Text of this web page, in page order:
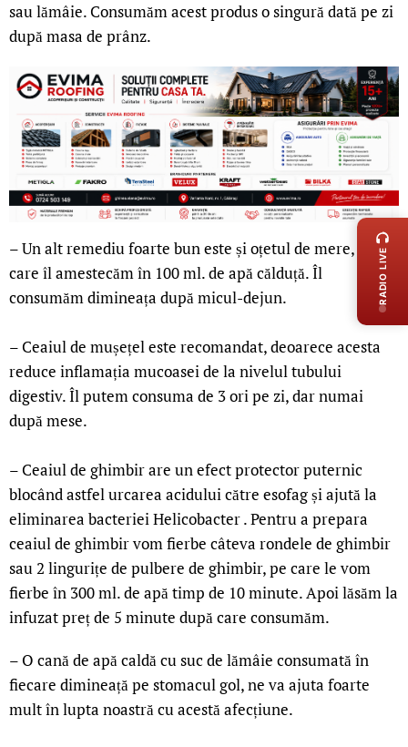
sau lămâie. Consumăm acest produs o singură dată pe zi
după masa de prânz.
– Un alt remediu foarte bun este și oțetul de mere, pe
care îl amestecăm în 100 ml. de apă călduță. Îl
consumăm dimineața după micul-dejun.
– Ceaiul de mușețel este recomandat, deoarece acesta
reduce inflamația mucoasei de la nivelul tubului
digestiv. Îl putem consuma de 3 ori pe zi, dar numai
după mese.
– Ceaiul de ghimbir are un efect protector puternic
blocând astfel urcarea acidului către esofag și ajută la
eliminarea bacteriei Helicobacter . Pentru a prepara
ceaiul de ghimbir vom fierbe câteva rondele de ghimbir
sau 2 lingurițe de pulbere de ghimbir, pe care le vom
fierbe în 300 ml. de apă timp de 10 minute. Apoi lăsăm la
infuzat preț de 5 minute după care consumăm.
– O cană de apă caldă cu suc de lămâie consumată în
fiecare dimineață pe stomacul gol, ne va ajuta foarte
mult în lupta noastră cu acestă afecțiune.
LIVE
RADIO LIVE